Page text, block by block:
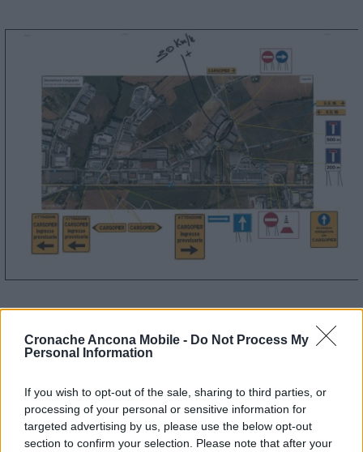
Cronache Ancona Mobile - Do Not Process My
Personal Information
If you wish to opt-out of the sale, sharing to third parties, or
processing of your personal or sensitive information for
targeted advertising by us, please use the below opt-out
section to confirm your selection. Please note that after your